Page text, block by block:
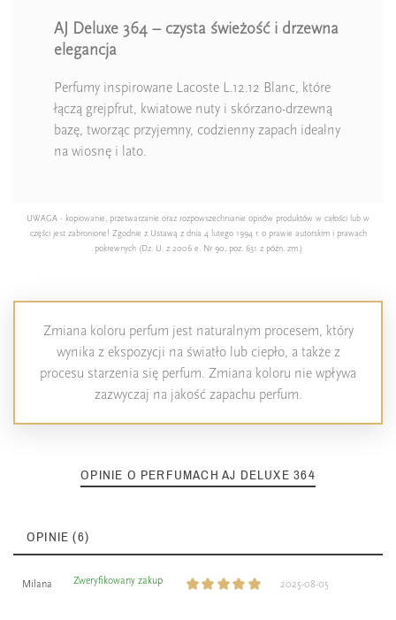
AJ Deluxe 364 – czysta świeżość i drzewna
elegancja
Perfumy inspirowane Lacoste L.12.12 Blanc, które
łączą grejpfrut, kwiatowe nuty i skórzano-drzewną
bazę, tworząc przyjemny, codzienny zapach idealny
na wiosnę i lato.
UWAGA - kopiowanie, przetwarzanie oraz rozpowszechnianie opisów produktów w całości lub w
części jest zabronione! Zgodnie z Ustawą z dnia 4 lutego 1994 r. o prawie autorskim i prawach
pokrewnych (Dz. U. z 2006 e. Nr 90, poz. 631 z późn. zm.)
Zmiana koloru perfum jest naturalnym procesem, który
wynika z ekspozycji na światło lub ciepło, a także z
procesu starzenia się perfum. Zmiana koloru nie wpływa
zazwyczaj na jakość zapachu perfum.
OPINIE O PERFUMACH AJ DELUXE 364
OPINIE (6)
Milana Zweryfikowany zakup 2025-08-05